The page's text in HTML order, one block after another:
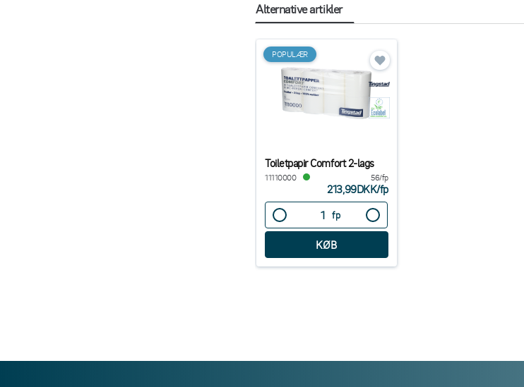
Alternative artikler
POPULÆR
Toiletpapir Comfort 2-lags
11110000 56/fp
213,99DKK/fp
fp